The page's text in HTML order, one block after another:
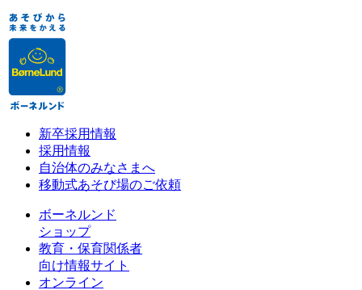
新卒採用情報
採用情報
自治体のみなさまへ
移動式あそび場のご依頼
ボーネルンド
ショップ
教育・保育関係者
向け情報サイト
オンライン